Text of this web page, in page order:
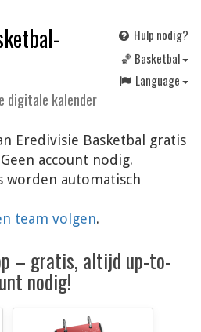
digitale kalender
Hulp nodig?
🏀 Basketbal
Language
Eredivisie Basketbal gratis
account nodig.
worden automatisch
team volgen.
– gratis, altijd up-to-
nodig!